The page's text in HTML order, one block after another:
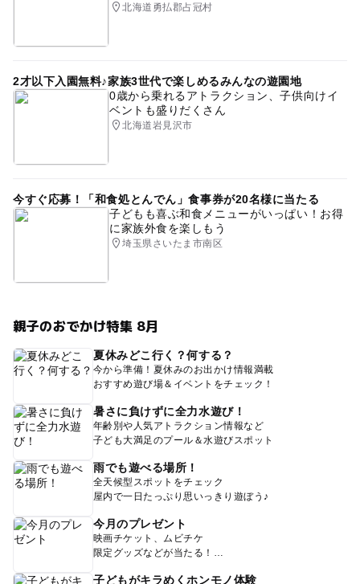
北海道勇払郡占冠村
2才以下入園無料♪家族3世代で楽しめるみんなの遊園地
0歳から乗れるアトラクション、子供向けイ
ベントも盛りだくさん
北海道岩見沢市
今すぐ応募！「和食処とんでん」食事券が20名様に当たる
子どもも喜ぶ和食メニューがいっぱい！お得
に家族外食を楽しもう
埼玉県さいたま市南区
親子のおでかけ特集 8月
夏休みどこ行く？何する？
今から準備！夏休みのお出かけ情報満載
おすすめ遊び場＆イベントをチェック！
暑さに負けずに全力水遊び！
年齢別や人気アトラクション情報など
子ども大満足のプール＆水遊びスポット
雨でも遊べる場所！
全天候型スポットをチェック
屋内で一日たっぷり思いっきり遊ぼう♪
今月のプレゼント
映画チケット、ムビチケ
限定グッズなどが当たる！
子どもがキラめくホンモノ体験